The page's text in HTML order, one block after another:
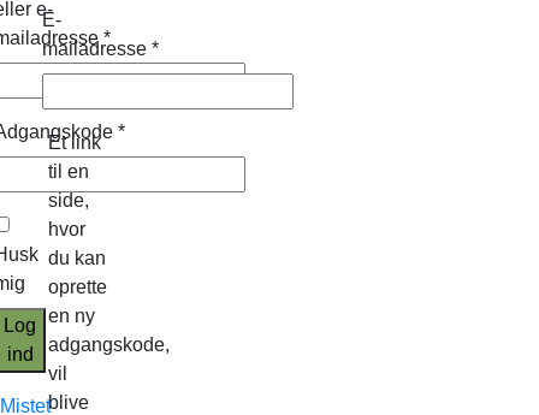
e-
*
*
Log
ind
Mistet
E-
mailadresse *
Et link
til en
side,
hvor
du kan
oprette
en ny
adgangskode,
vil
blive